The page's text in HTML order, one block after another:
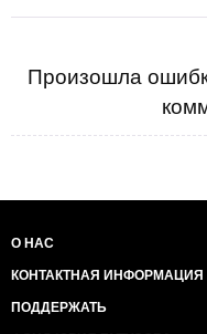
Произошла
О НАС
КОНТАКТНАЯ ИНФОРМАЦИЯ
ПОДДЕРЖАТЬ